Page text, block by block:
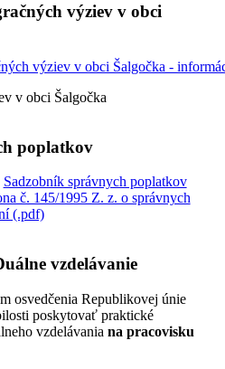
výziev v obci
v obci Šalgočka
poplatkov
Sadzobník správnych poplatkov
č. 145/1995 Z. z. o správnych
(.pdf)
vzdelávanie
osvedčenia Republikovej únie
poskytovať praktické
vzdelávania na pracovisku